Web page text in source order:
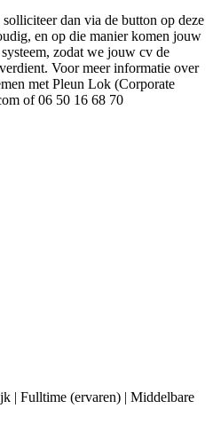
dan via de button op deze
en op die manier komen jouw
zodat we jouw cv de
Voor meer informatie over
met Pleun Lok (Corporate
of 06 50 16 68 70
| Fulltime (ervaren) | Middelbare